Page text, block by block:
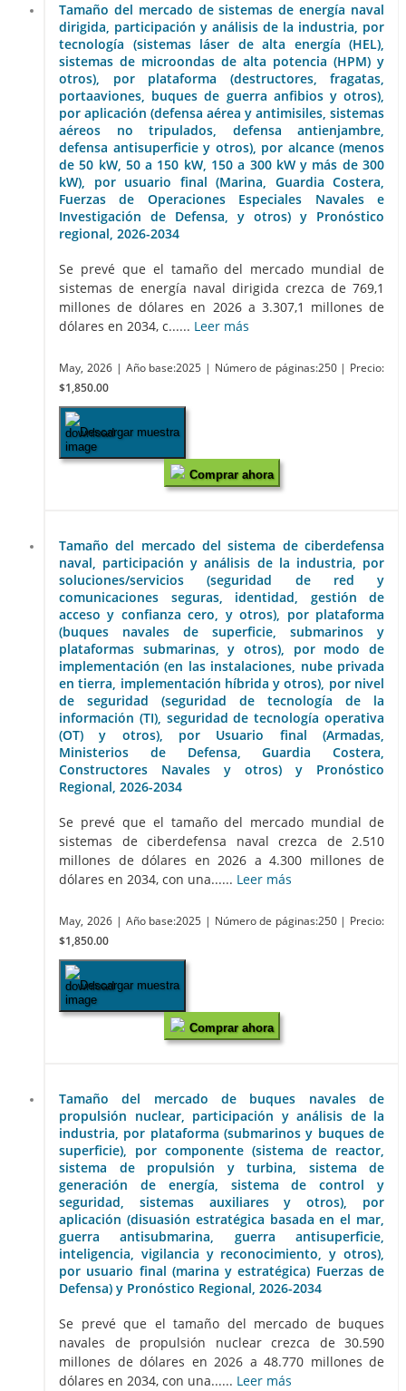
Tamaño del mercado de sistemas de energía naval
dirigida, participación y análisis de la industria, por
tecnología (sistemas láser de alta energía (HEL),
sistemas de microondas de alta potencia (HPM) y
otros), por plataforma (destructores, fragatas,
portaaviones, buques de guerra anfibios y otros),
por aplicación (defensa aérea y antimisiles, sistemas
aéreos no tripulados, defensa antienjambre,
defensa antisuperficie y otros), por alcance (menos
de 50 kW, 50 a 150 kW, 150 a 300 kW y más de 300
kW), por usuario final (Marina, Guardia Costera,
Fuerzas de Operaciones Especiales Navales e
Investigación de Defensa, y otros) y Pronóstico
regional, 2026-2034
Se prevé que el tamaño del mercado mundial de
sistemas de energía naval dirigida crezca de 769,1
millones de dólares en 2026 a 3.307,1 millones de
dólares en 2034, c...... Leer más
May, 2026 | Año base:2025 | Número de páginas:250 | Precio:
$1,850.00
Descargar muestra
Comprar ahora
Tamaño del mercado del sistema de ciberdefensa
naval, participación y análisis de la industria, por
soluciones/servicios (seguridad de red y
comunicaciones seguras, identidad, gestión de
acceso y confianza cero, y otros), por plataforma
(buques navales de superficie, submarinos y
plataformas submarinas, y otros), por modo de
implementación (en las instalaciones, nube privada
en tierra, implementación híbrida y otros), por nivel
de seguridad (seguridad de tecnología de la
información (TI), seguridad de tecnología operativa
(OT) y otros), por Usuario final (Armadas,
Ministerios de Defensa, Guardia Costera,
Constructores Navales y otros) y Pronóstico
Regional, 2026-2034
Se prevé que el tamaño del mercado mundial de
sistemas de ciberdefensa naval crezca de 2.510
millones de dólares en 2026 a 4.300 millones de
dólares en 2034, con una...... Leer más
May, 2026 | Año base:2025 | Número de páginas:250 | Precio:
$1,850.00
Descargar muestra
Comprar ahora
Tamaño del mercado de buques navales de
propulsión nuclear, participación y análisis de la
industria, por plataforma (submarinos y buques de
superficie), por componente (sistema de reactor,
sistema de propulsión y turbina, sistema de
generación de energía, sistema de control y
seguridad, sistemas auxiliares y otros), por
aplicación (disuasión estratégica basada en el mar,
guerra antisubmarina, guerra antisuperficie,
inteligencia, vigilancia y reconocimiento, y otros),
por usuario final (marina y estratégica) Fuerzas de
Defensa) y Pronóstico Regional, 2026-2034
Se prevé que el tamaño del mercado de buques
navales de propulsión nuclear crezca de 30.590
millones de dólares en 2026 a 48.770 millones de
dólares en 2034, con una...... Leer más